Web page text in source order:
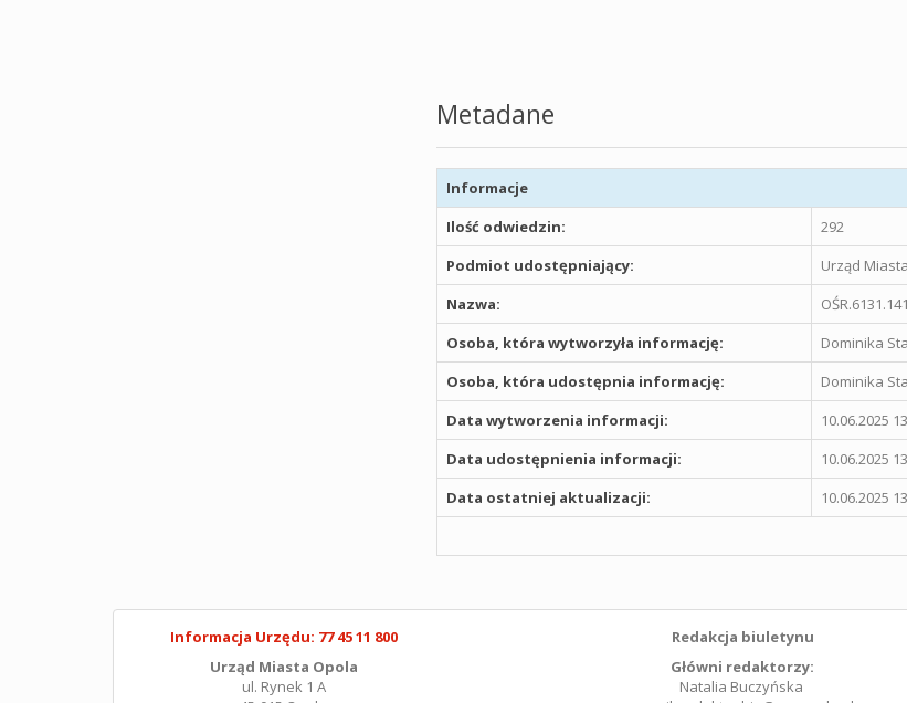
Metadane
Informacje
Ilość odwiedzin:
292
Podmiot udostępniający:
Urząd
Nazwa:
Osoba, która wytworzyła informację:
Dominika
Osoba, która udostępnia informację:
Dominika
Data wytworzenia informacji:
10.06.2025
Data udostępnienia informacji:
10.06.2025
Data ostatniej aktualizacji:
10.06.2025
Informacja Urzędu: 77 45 11 800
Urząd Miasta Opola
ul. Rynek 1 A
Redakcja biuletynu
Główni redaktorzy:
Natalia Buczyńska